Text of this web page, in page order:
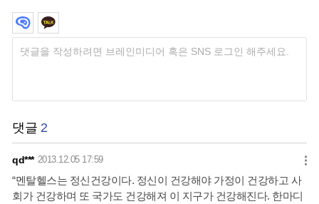
댓글 2
qd*** 2013.12.05 17:59
“멘탈헬스는 정신건강이다. 정신이 건강해야 가정이 건강하고 사
회가 건강하며 또 국가도 건강해져 이 지구가 건강해진다. 한마디